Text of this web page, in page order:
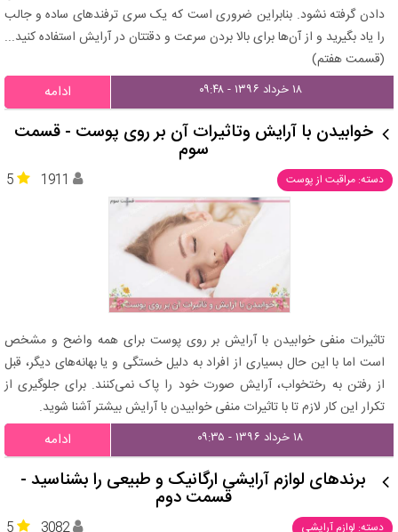
دادن گرفته نشود. بنابراین ضروری است که یک سری ترفندهای ساده و جالب
را یاد بگیرید و از آن‌ها برای بالا بردن سرعت و دقتتان در آرایش استفاده کنید...
(قسمت هفتم)
۱۸ خرداد ۱۳۹۶ - ۰۹:۴۸ ادامه
خوابیدن با آرایش وتاثیرات آن بر روی پوست - قسمت
سوم
دسته: مراقبت از پوست 5 1911
تاثیرات منفی خوابیدن با آرایش بر روی پوست برای همه واضح و مشخص
است اما با این حال بسیاری از افراد به دلیل خستگی و یا بهانه‌های دیگر، قبل
از رفتن به رختخواب، آرایش صورت خود را پاک نمی‌کنند. برای جلوگیری از
تکرار این کار لازم تا با تاثیرات منفی خوابیدن با آرایش بیشتر آشنا شوید.
۱۸ خرداد ۱۳۹۶ - ۰۹:۳۵ ادامه
برندهای لوازم آرایشی ارگانیک و طبیعی را بشناسید -
قسمت دوم
دسته: لوازم آرایشی